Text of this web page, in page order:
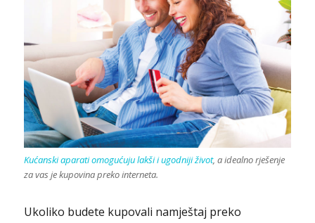
Kućanski aparati omogućuju lakši i ugodniji život, a idealno rješenje
za vas je kupovina preko interneta.
Ukoliko budete kupovali namještaj preko